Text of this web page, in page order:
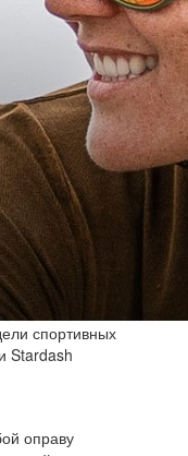
спортивных
Stardash
оправу